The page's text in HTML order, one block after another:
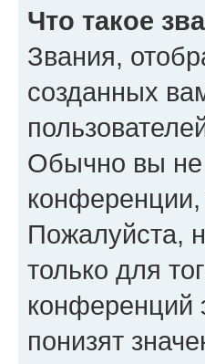
Что такое
Звания,
созданных
Обычно вы не
конференции,
Пожалуйста,
только для
конференций
понизят